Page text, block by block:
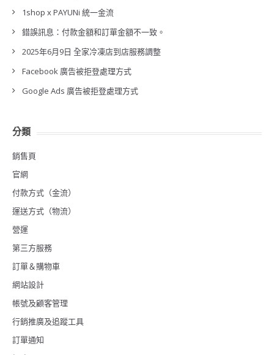
1shop x PAYUNi 統一金流
錯誤訊息：付款金額和訂單金額不一致。
2025年6月9日 全家冷凍店到店服務調整
Facebook 廣告被拒登處理方式
Google Ads 廣告被拒登處理方式
分類
銷售頁
官網
付款方式（金流）
運送方式（物流）
營運
第三方服務
訂單＆購物車
網站設計
帳號及顧客管理
行銷推廣及追蹤工具
訂單通知